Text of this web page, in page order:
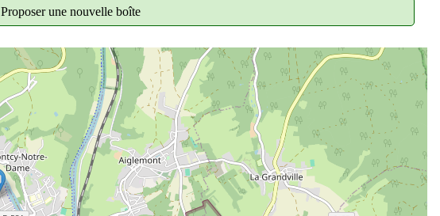
Proposer une nouvelle boîte